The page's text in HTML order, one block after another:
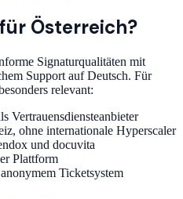
Österreich?
Signaturqualitäten mit
Support auf Deutsch. Für
relevant:
Vertrauensdiensteanbieter
ohne internationale Hyperscaler
und docuvita
Plattform
Ticketsystem